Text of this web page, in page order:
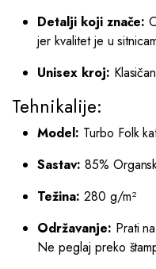
Detalji koji znače:
jer kvalitet je u
Unisex kroj:
Tehnikalije:
Model: Turbo Folk
Sastav: 85%
Težina: 280 g/m²
Održavanje: Prati
Ne peglaj preko